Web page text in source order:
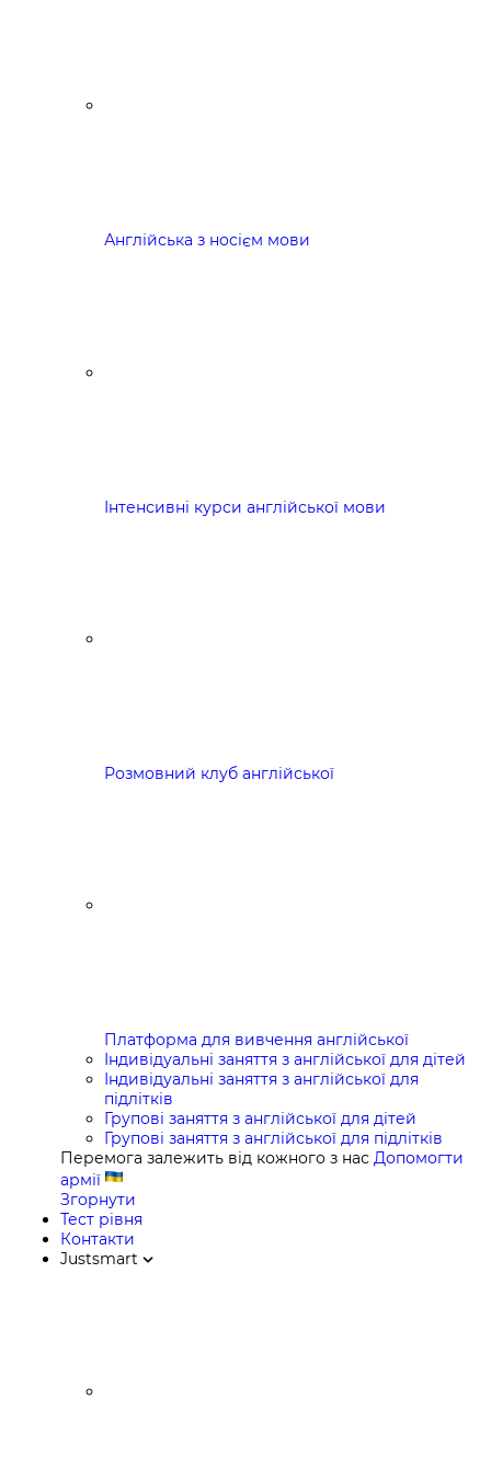
Англійська з носієм мови
Інтенсивні курси англійської мови
Розмовний клуб англійської
Платформа для вивчення англійської
Індивідуальні заняття з англійської для дітей
Індивідуальні заняття з англійської для
підлітків
Групові заняття з англійської для дітей
Групові заняття з англійської для підлітків
Перемога залежить від кожного з нас Допомогти
армії
Згорнути
Тест рівня
Контакти
Justsmart